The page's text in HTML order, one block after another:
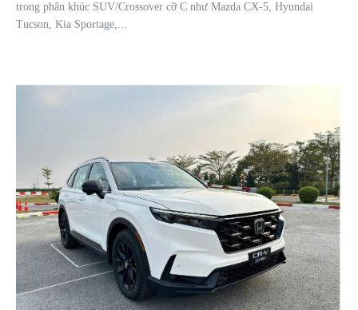
trong phân khúc SUV/Crossover cỡ C như Mazda CX-5, Hyundai
Tucson, Kia Sportage,...